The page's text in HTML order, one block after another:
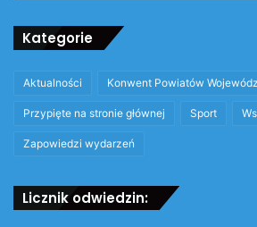
Kategorie
Aktualności Konwent Powiatów
Przypięte na stronie głównej Sport
Zapowiedzi wydarzeń
Licznik odwiedzin: